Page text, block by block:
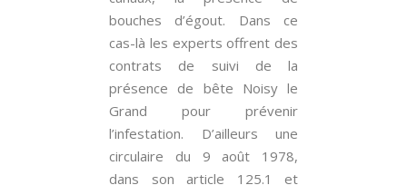
bouches d’égout. Dans ce
cas-là les experts offrent des
contrats de suivi de la
présence de bête Noisy le
Grand pour prévenir
l’infestation. D’ailleurs une
circulaire du 9 août 1978,
dans son article 125.1 et